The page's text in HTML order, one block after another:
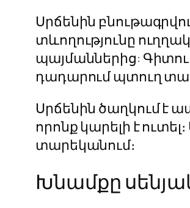
Սրճենին
տևողությունը
պայմաններից:
դադարում պտուղ
Սրճենին ծաղկում է
որոնք կարելի է
տարեկանում։
Խնամքը